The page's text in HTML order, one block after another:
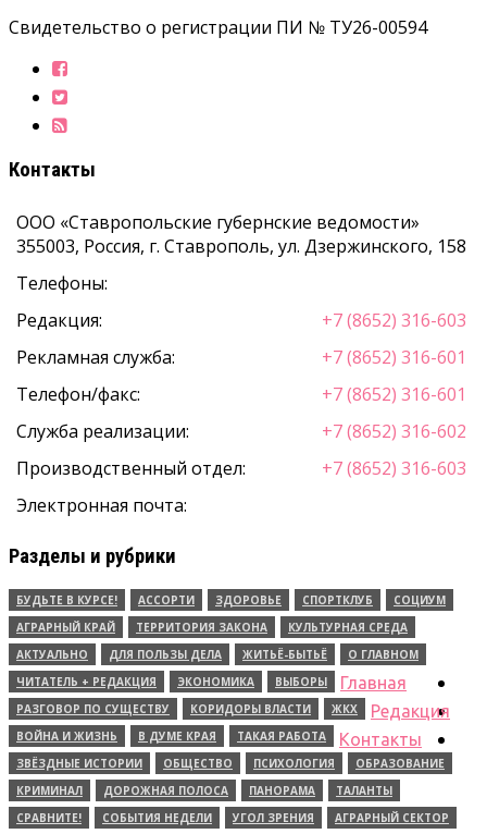
Свидетельство о регистрации ПИ № ТУ26-00594
Контакты
ООО «Ставропольские губернские ведомости»
355003, Россия, г. Ставрополь, ул. Дзержинского, 158
Телефоны:
Редакция:
+7 (8652) 316-603
Рекламная служба:
+7 (8652) 316-601
Телефон/факс:
+7 (8652) 316-601
Служба реализации:
+7 (8652) 316-602
Производственный отдел:
+7 (8652) 316-603
Электронная почта:
Разделы и рубрики
БУДЬТЕ В КУРСЕ! АССОРТИ ЗДОРОВЬЕ СПОРТКЛУБ
СОЦИУМ
АГРАРНЫЙ КРАЙ
ТЕРРИТОРИЯ ЗАКОНА
КУЛЬТУРНАЯ СРЕДА
АКТУАЛЬНО
ДЛЯ ПОЛЬЗЫ ДЕЛА ЖИТЬЁ-БЫТЬЁ
О ГЛАВНОМ
ЧИТАТЕЛЬ + РЕДАКЦИЯ
ЭКОНОМИКА
ВЫБОРЫ
РАЗГОВОР ПО СУЩЕСТВУ
КОРИДОРЫ ВЛАСТИ
ЖКХ
ВОЙНА И ЖИЗНЬ
В ДУМЕ КРАЯ
ТАКАЯ РАБОТА
ЗВЁЗДНЫЕ ИСТОРИИ
ОБЩЕСТВО ПСИХОЛОГИЯ
ОБРАЗОВАНИЕ
КРИМИНАЛ
ДОРОЖНАЯ ПОЛОСА ПАНОРАМА
ТАЛАНТЫ
СРАВНИТЕ!
СОБЫТИЯ НЕДЕЛИ УГОЛ ЗРЕНИЯ АГРАРНЫЙ СЕКТОР
Главная
Редакция
Контакты